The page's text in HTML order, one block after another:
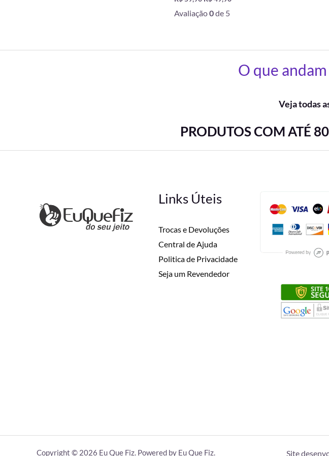
Avaliação0de 5
O que
Veja todas
PRODUTOS COM ATÉ
Links Úteis
Trocas e Devoluções
Central de Ajuda
Politica de Privacidade
Seja um Revendedor
Copyright © 2026 Eu Que Fiz. Powered by Eu Que Fiz. Site